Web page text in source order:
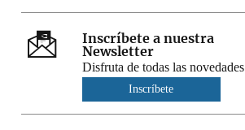
Inscríbete a nuestra
Newsletter
Disfruta de todas las novedades
Inscríbete